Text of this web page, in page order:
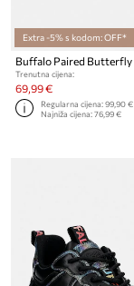
Extra -5% s kodom: OFF*
Trenutna cijena:
69,99 €
Regularna cijena:99,90 €
Najniža cijena:76,99 €